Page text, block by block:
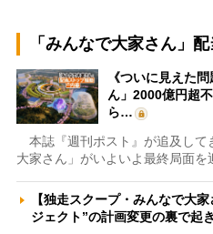
「みんなで大家さん」
《ついに見えた
ん」2000億円超
ら…
本誌『週刊ポスト』が追及して
大家さん」がいよいよ最終局面
【独走スクープ・みんなで大
ジェクト”の計画変更の裏で起